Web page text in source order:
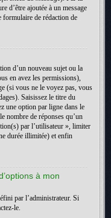
d’être ajoutée à un message
formulaire de rédaction de
d’un nouveau sujet ou la
en avez les permissions),
(si vous ne le voyez pas, vous
Saisissez le titre du
une option par ligne dans le
nombre de réponses qu’un
par l’utilisateur », limiter
durée illimitée) et enfin
à mon
par l’administrateur. Si
le.